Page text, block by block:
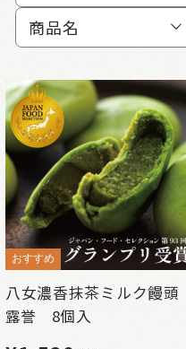
商品名
おすすめ
八女濃香抹茶ミルク饅頭
露誉 8個入